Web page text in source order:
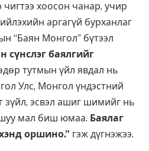
чигтээ хоосон чанар, учир
аргагүй бурханлаг
“Баян Монгол” бүтээл
баялгийг
тутмын үйл явдал нь
Улс, Монгол үндэстний
зүйл, эсвэл ашиг шимийг нь
мал биш юмаа. Баялаг
оршино.” гэж дүгнэжээ.